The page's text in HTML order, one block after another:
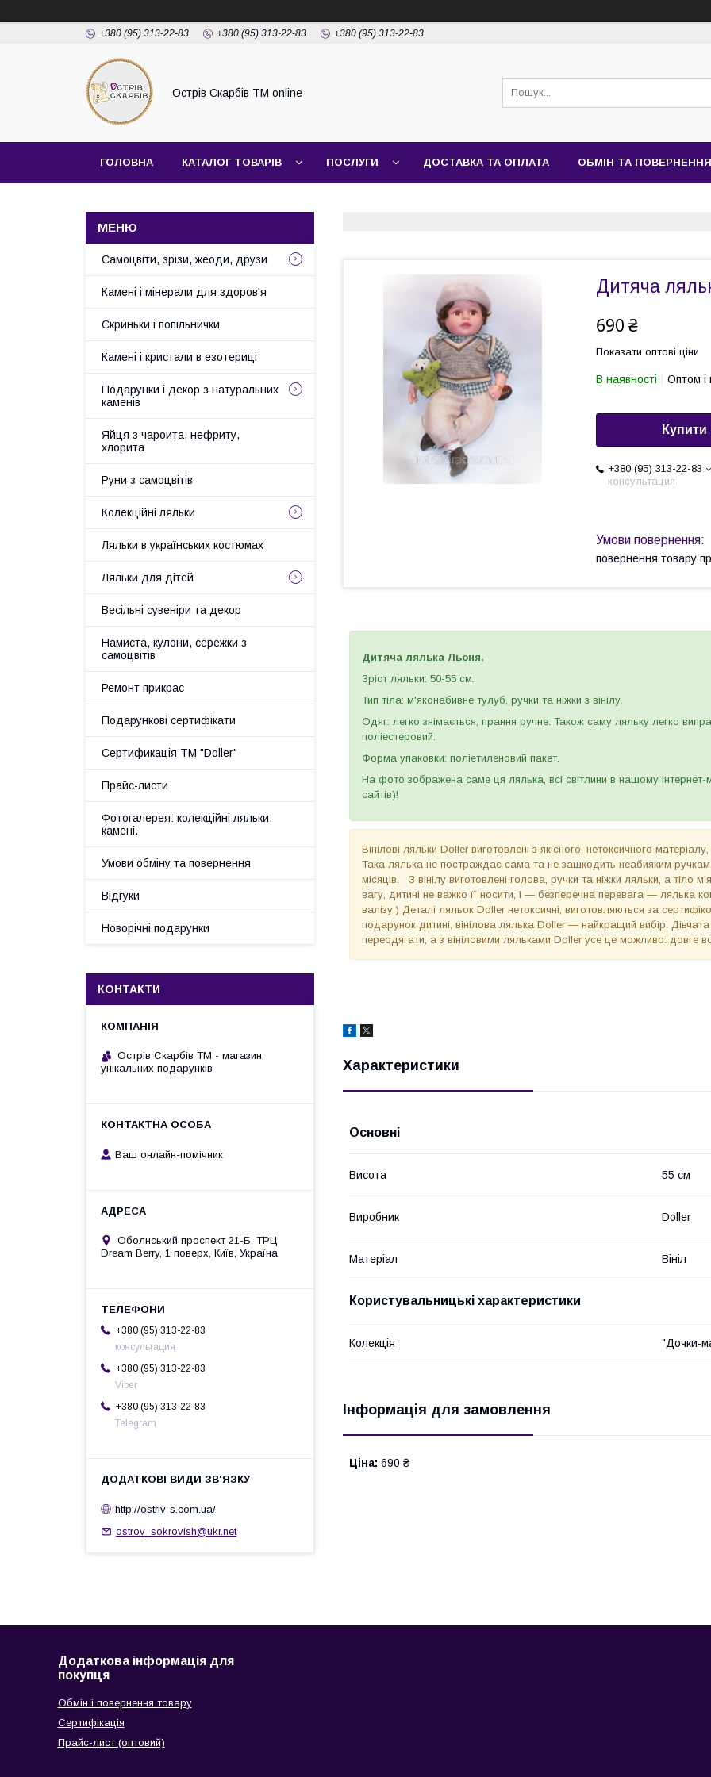
+380 (95) 313-22-83 +380 (95) 313-22-83 +380 (95) 313-22-83
Острів Скарбів TM online
ГОЛОВНА КАТАЛОГ ТОВАРІВ ПОСЛУГИ ДОСТАВКА ТА ОПЛАТА ОБМІН ТА ПОВЕРНЕННЯ
Дитяча
690 ₴
Показати оптові ціни
В наявності Оптом і
Купити
+380 (95) 313-22-83
консультация
повернення товару
Дитяча лялька Льоня.
Зріст ляльки: 50-55 см.
Тип тіла: м'яконабивне тулуб, ручки та ніжки з вінілу.
Одяг: легко знімається, прання ручне. Також саму ляльку легко
поліестеровий.
Форма упаковки: поліетиленовий пакет.
На фото зображена саме ця лялька, всі світлини в нашому інтернет-
сайтів)!
Вінілові ляльки Doller виготовлені з якісного, нетоксичного
Така лялька не постраждає сама та не зашкодить неабияким ручкам.
місяців. З вінілу виготовлені голова, ручки та ніжки ляльки, а тіло
вагу, дитині не важко її носити, і — безперечна перевага — лялька
валізу:) Деталі ляльок Doller нетоксичні, виготовляються за
подарунок дитині, вінілова лялька Doller — найкращий вибір.
переодягати, а з вініловими ляльками Doller усе це можливо: довге
Характеристики
Основні
Висота 55 см
Виробник Doller
Матеріал Вініл
Користувальницькі характеристики
Колекція "Дочки-
Інформація для замовлення
Ціна: 690 ₴
Самоцвіти, зрізи, жеоди, друзи
Камені і мінерали для здоров'я
Скриньки і попільнички
Камені і кристали в езотериці
Подарунки і декор з натуральних
каменів
Яйця з чароита, нефриту,
хлорита
Руни з самоцвітів
Колекційні ляльки
Ляльки в українських костюмах
Ляльки для дітей
Весільні сувеніри та декор
Намиста, кулони, сережки з
самоцвітів
Ремонт прикрас
Подарункові сертифікати
Сертификація ТМ "Doller"
Прайс-листи
Фотогалерея: колекційні ляльки,
камені.
Умови обміну та повернення
Відгуки
Новорічні подарунки
КОНТАКТИ
Острів Скарбів ТМ - магазин
унікальних подарунків
Ваш онлайн-помічник
Оболнський проспект 21-Б, ТРЦ
Dream Berry, 1 поверх, Київ, Україна
+380 (95) 313-22-83
консультация
+380 (95) 313-22-83
Viber
+380 (95) 313-22-83
Telegram
http://ostrіv-s.com.ua/
ostrov_sokrovish@ukr.net
Додаткова інформація для
покупця
Обмін і повернення товару
Сертифікація
Прайс-лист (оптовий)